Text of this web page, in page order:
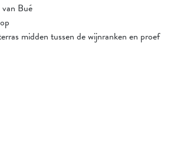
Bué
midden tussen de wijnranken en proef